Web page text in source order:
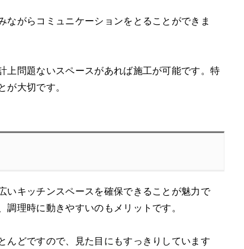
がらコミュニケーションをとることができま
上問題ないスペースがあれば施工が可能です。特
が大切です。
いキッチンスペースを確保できることが魅力で
理時に動きやすいのもメリットです。
んどですので、見た目にもすっきりしています